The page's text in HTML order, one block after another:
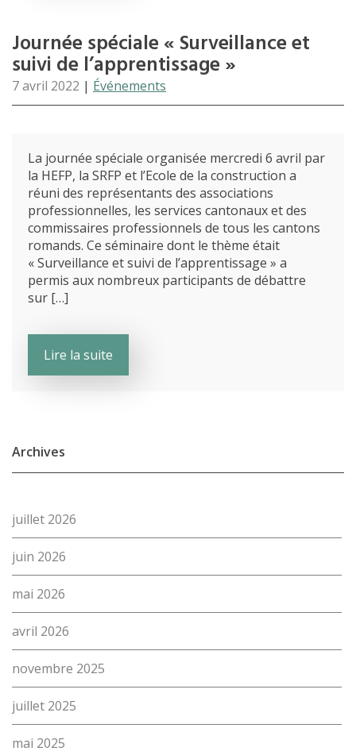
Archives
juillet 2026
juin 2026
mai 2026
avril 2026
novembre 2025
juillet 2025
mai 2025
Journée spéciale « Surveillance et
suivi de l’apprentissage »
7 avril 2022 | Événements
La journée spéciale organisée mercredi 6 avril par
la HEFP, la SRFP et l’Ecole de la construction a
réuni des représentants des associations
professionnelles, les services cantonaux et des
commissaires professionnels de tous les cantons
romands. Ce séminaire dont le thème était
« Surveillance et suivi de l’apprentissage » a
permis aux nombreux participants de débattre
sur […]
Lire la suite